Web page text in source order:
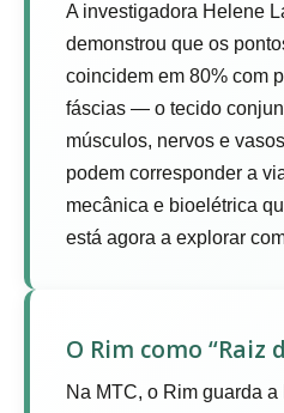
A investigadora Helene
demonstrou que os
coincidem em 80% com
fáscias — o tecido
músculos, nervos e
podem corresponder a
mecânica e bioelétrica
está agora a explorar
O Rim como “Raiz
Na MTC, o Rim guarda